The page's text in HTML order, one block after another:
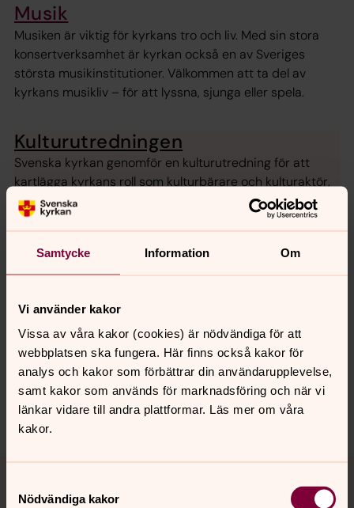
Samtycke Information Om
Vi använder kakor
Vissa av våra kakor (cookies) är nödvändiga för att
webbplatsen ska fungera. Här finns också kakor för
analys och kakor som förbättrar din användarupplevelse,
samt kakor som används för marknadsföring och när vi
länkar vidare till andra plattformar. Läs mer om våra
kakor.
Nödvändiga kakor
Musik
Musiken är viktig för kyrkans tro och liv. Med sin stora
konsertverksamhet är kyrkan också en av Sveriges
största musikinstitutioner. Välkommen att ta del av
kyrkans musikliv – för att lyssna, sjunga eller spela.
Kulturutredningen
Svenska kyrkan genomför en kulturutredning för att
kartlägga kyrkans roll som kulturbärare och kulturaktör,
och för att ge förslag på hur kulturverksamheten kan
utvecklas långsiktigt.
Synpunkter eller frågor på sidans
innehåll?
info@svenskakyrkan.se
Dela
Tillbaka till toppen
Tillbaka till innehållet